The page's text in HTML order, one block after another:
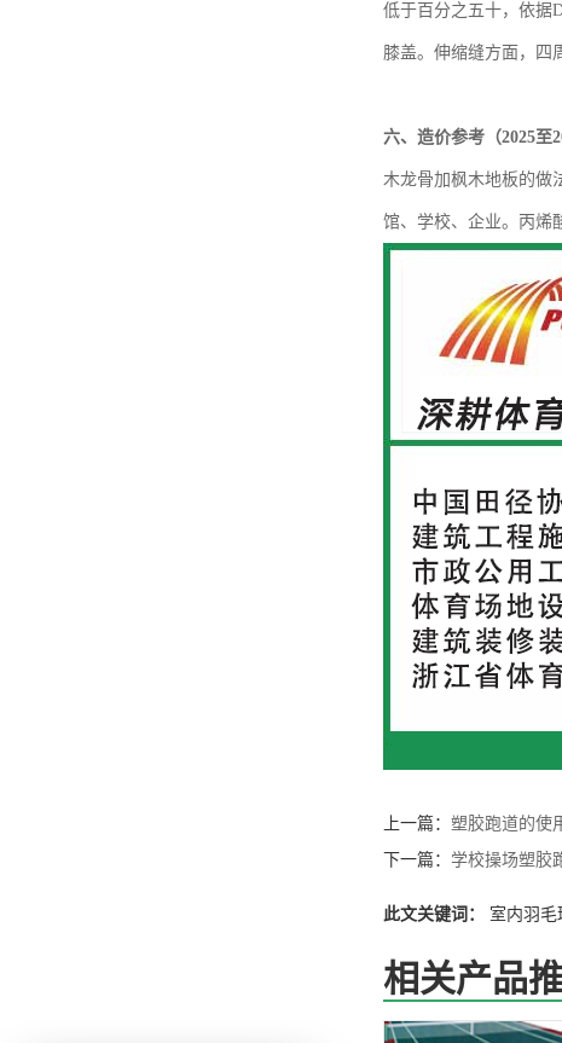
低于百分之五十，依据
膝盖。伸缩缝方面，四
六、 造价参考（2025至
木龙骨加枫木地板的做
馆、学校、企业。丙烯
上一篇： 塑胶跑道的使
下一篇： 学校操场塑胶
此文关键词： 室内羽毛
相关产品推